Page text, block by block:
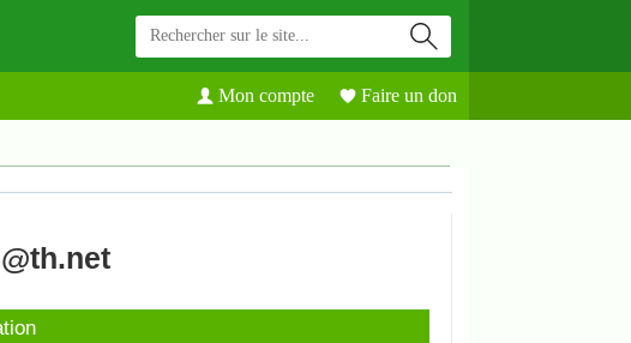
Mon compte Faire un don